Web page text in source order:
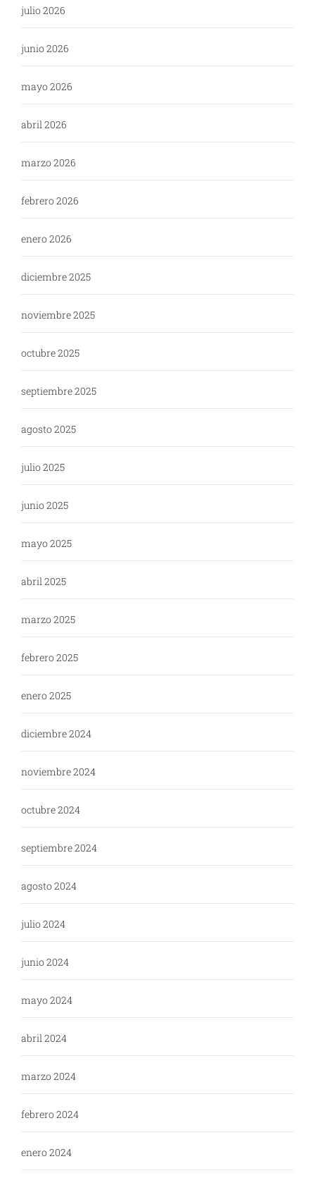
julio 2026
junio 2026
mayo 2026
abril 2026
marzo 2026
febrero 2026
enero 2026
diciembre 2025
noviembre 2025
octubre 2025
septiembre 2025
agosto 2025
julio 2025
junio 2025
mayo 2025
abril 2025
marzo 2025
febrero 2025
enero 2025
diciembre 2024
noviembre 2024
octubre 2024
septiembre 2024
agosto 2024
julio 2024
junio 2024
mayo 2024
abril 2024
marzo 2024
febrero 2024
enero 2024